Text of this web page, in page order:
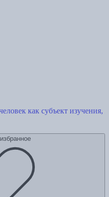
как субъект изучения,